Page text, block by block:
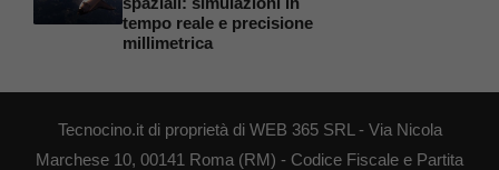
tempo reale e precisione
millimetrica
Tecnocino.it di proprietà di WEB 365 SRL - Via Nicola
Marchese 10, 00141 Roma (RM) - Codice Fiscale e Partita